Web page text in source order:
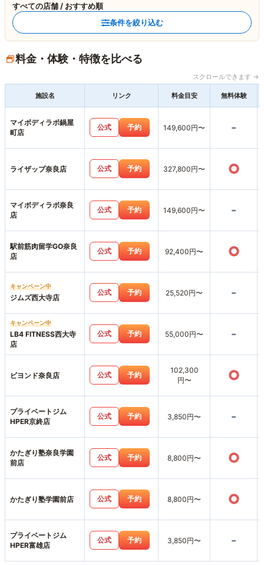
すべての店舗 / おすすめ順
条件を絞り込む
料金・体験・特徴を比べる
スクロールできます →
施設名 リンク 料金目安 無料体験
マイボディラボ鍋屋
町店
公式 予約 149,600円〜 -
ライザップ奈良店 公式 予約 327,800円〜 ○
マイボディラボ奈良
店
公式 予約 149,600円〜 -
駅前筋肉留学GO奈良
店
公式 予約 92,400円〜 ○
キャンペーン中
ジムズ西大寺店
公式 予約 25,520円〜 -
キャンペーン中
LB4 FITNESS西大寺
店
公式 予約 55,000円〜 -
ビヨンド奈良店 公式 予約
102,300
円〜
○
プライベートジム
HPER京終店
公式 予約 3,850円〜 -
かたぎり塾奈良学園
前店
公式 予約 8,800円〜 ○
かたぎり塾学園前店 公式 予約 8,800円〜 ○
プライベートジム
HPER富雄店
公式 予約 3,850円〜 -